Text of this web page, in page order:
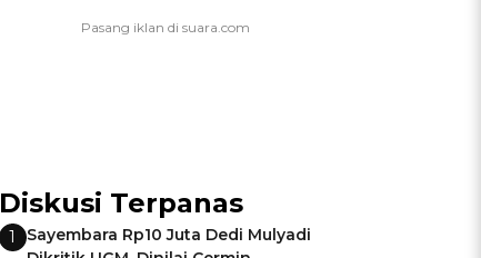
Diskusi Terpanas
1
Sayembara Rp10 Juta Dedi Mulyadi